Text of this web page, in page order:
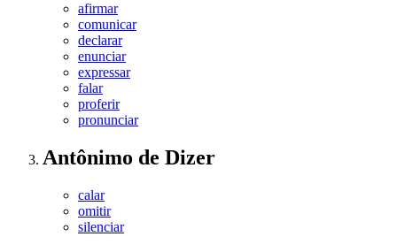
afirmar
comunicar
declarar
enunciar
expressar
falar
proferir
pronunciar
Antônimo de Dizer
calar
omitir
silenciar